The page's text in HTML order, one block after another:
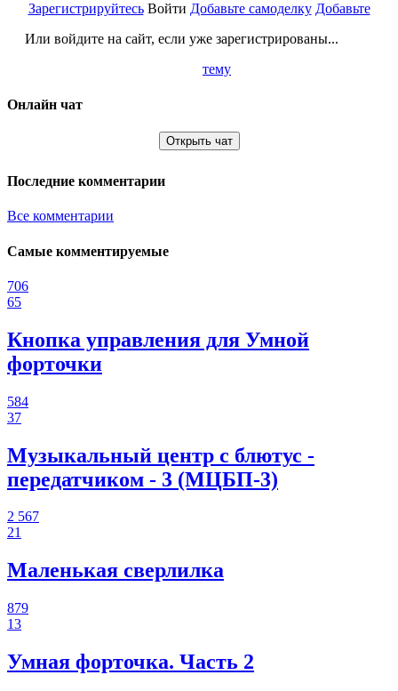
Зарегистрируйтесь
Или войдите на сайт, если уже зарегистрированы...
Войти Добавьте самоделку Добавьте
тему
Онлайн чат
Открыть чат
Последние комментарии
Все комментарии
Самые комментируемые
706
65
Кнопка управления для Умной
форточки
584
37
Музыкальный центр с блютус -
передатчиком - 3 (МЦБП-3)
2 567
21
Маленькая сверлилка
879
13
Умная форточка. Часть 2